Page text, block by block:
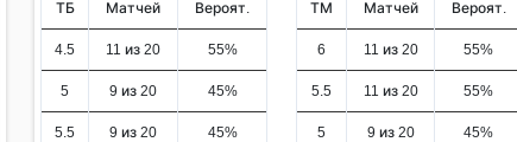
ТБ Матчей Вероят.
4.5 11 из 20 55%
5 9 из 20 45%
5.5 9 из 20 45%
ТМ Матчей Вероят.
6 11 из 20 55%
5.5 11 из 20 55%
5 9 из 20 45%